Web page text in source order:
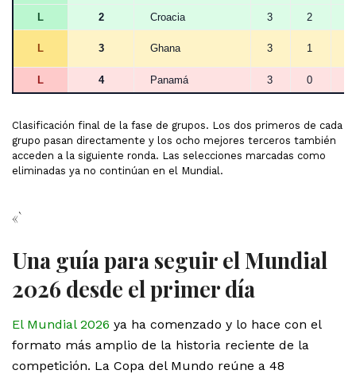
L 2 Croacia 3 2
L 3 Ghana 3 1
L 4 Panamá 3 0
Clasificación final de la fase de grupos. Los dos primeros de cada
grupo pasan directamente y los ocho mejores terceros también
acceden a la siguiente ronda. Las selecciones marcadas como
eliminadas ya no continúan en el Mundial.
«`
Una guía para seguir el Mundial
2026 desde el primer día
El Mundial 2026 ya ha comenzado y lo hace con el
formato más amplio de la historia reciente de la
competición. La Copa del Mundo reúne a 48